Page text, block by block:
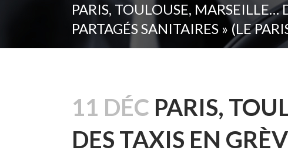
PARIS, TOULOUSE, MARSEILLE…
PARTAGÉS SANITAIRES » (LE
11 DÉC PARIS,
DES TAXIS EN